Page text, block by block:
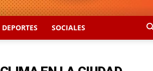
DEPORTES SOCIALES